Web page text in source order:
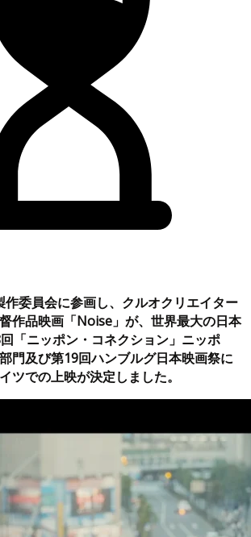
委員会に参画し、クルオクリエイター
作品映画「Noise」が、世界最大の日本
「ニッポン・コネクション」ニッポ
門及び第19回ハンブルグ日本映画祭に
ツでの上映が決定しました。